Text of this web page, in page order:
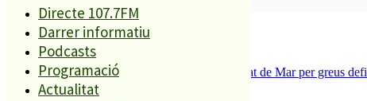
Directe 107.7FM
Darrer informatiu
Podcasts
Programació
Actualitat
És tendència ara
1
Tanquen un local de menjar ràpid a Malgrat de Mar per greus
2